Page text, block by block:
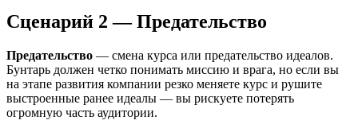
Сценарий 2 — Предательство
Предательство — смена курса или предательство идеалов.
Бунтарь должен четко понимать миссию и врага, но если вы
на этапе развития компании резко меняете курс и рушите
выстроенные ранее идеалы — вы рискуете потерять
огромную часть аудитории.